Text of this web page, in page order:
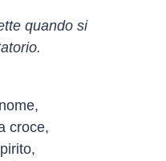
quando si
croce,